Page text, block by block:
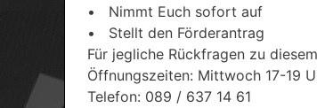
• Nimmt Euch sofort auf
• Stellt den Förderantrag
Für jegliche Rückfragen zu
Öffnungszeiten: Mittwoch 17-19
Telefon: 089 / 637 14 61